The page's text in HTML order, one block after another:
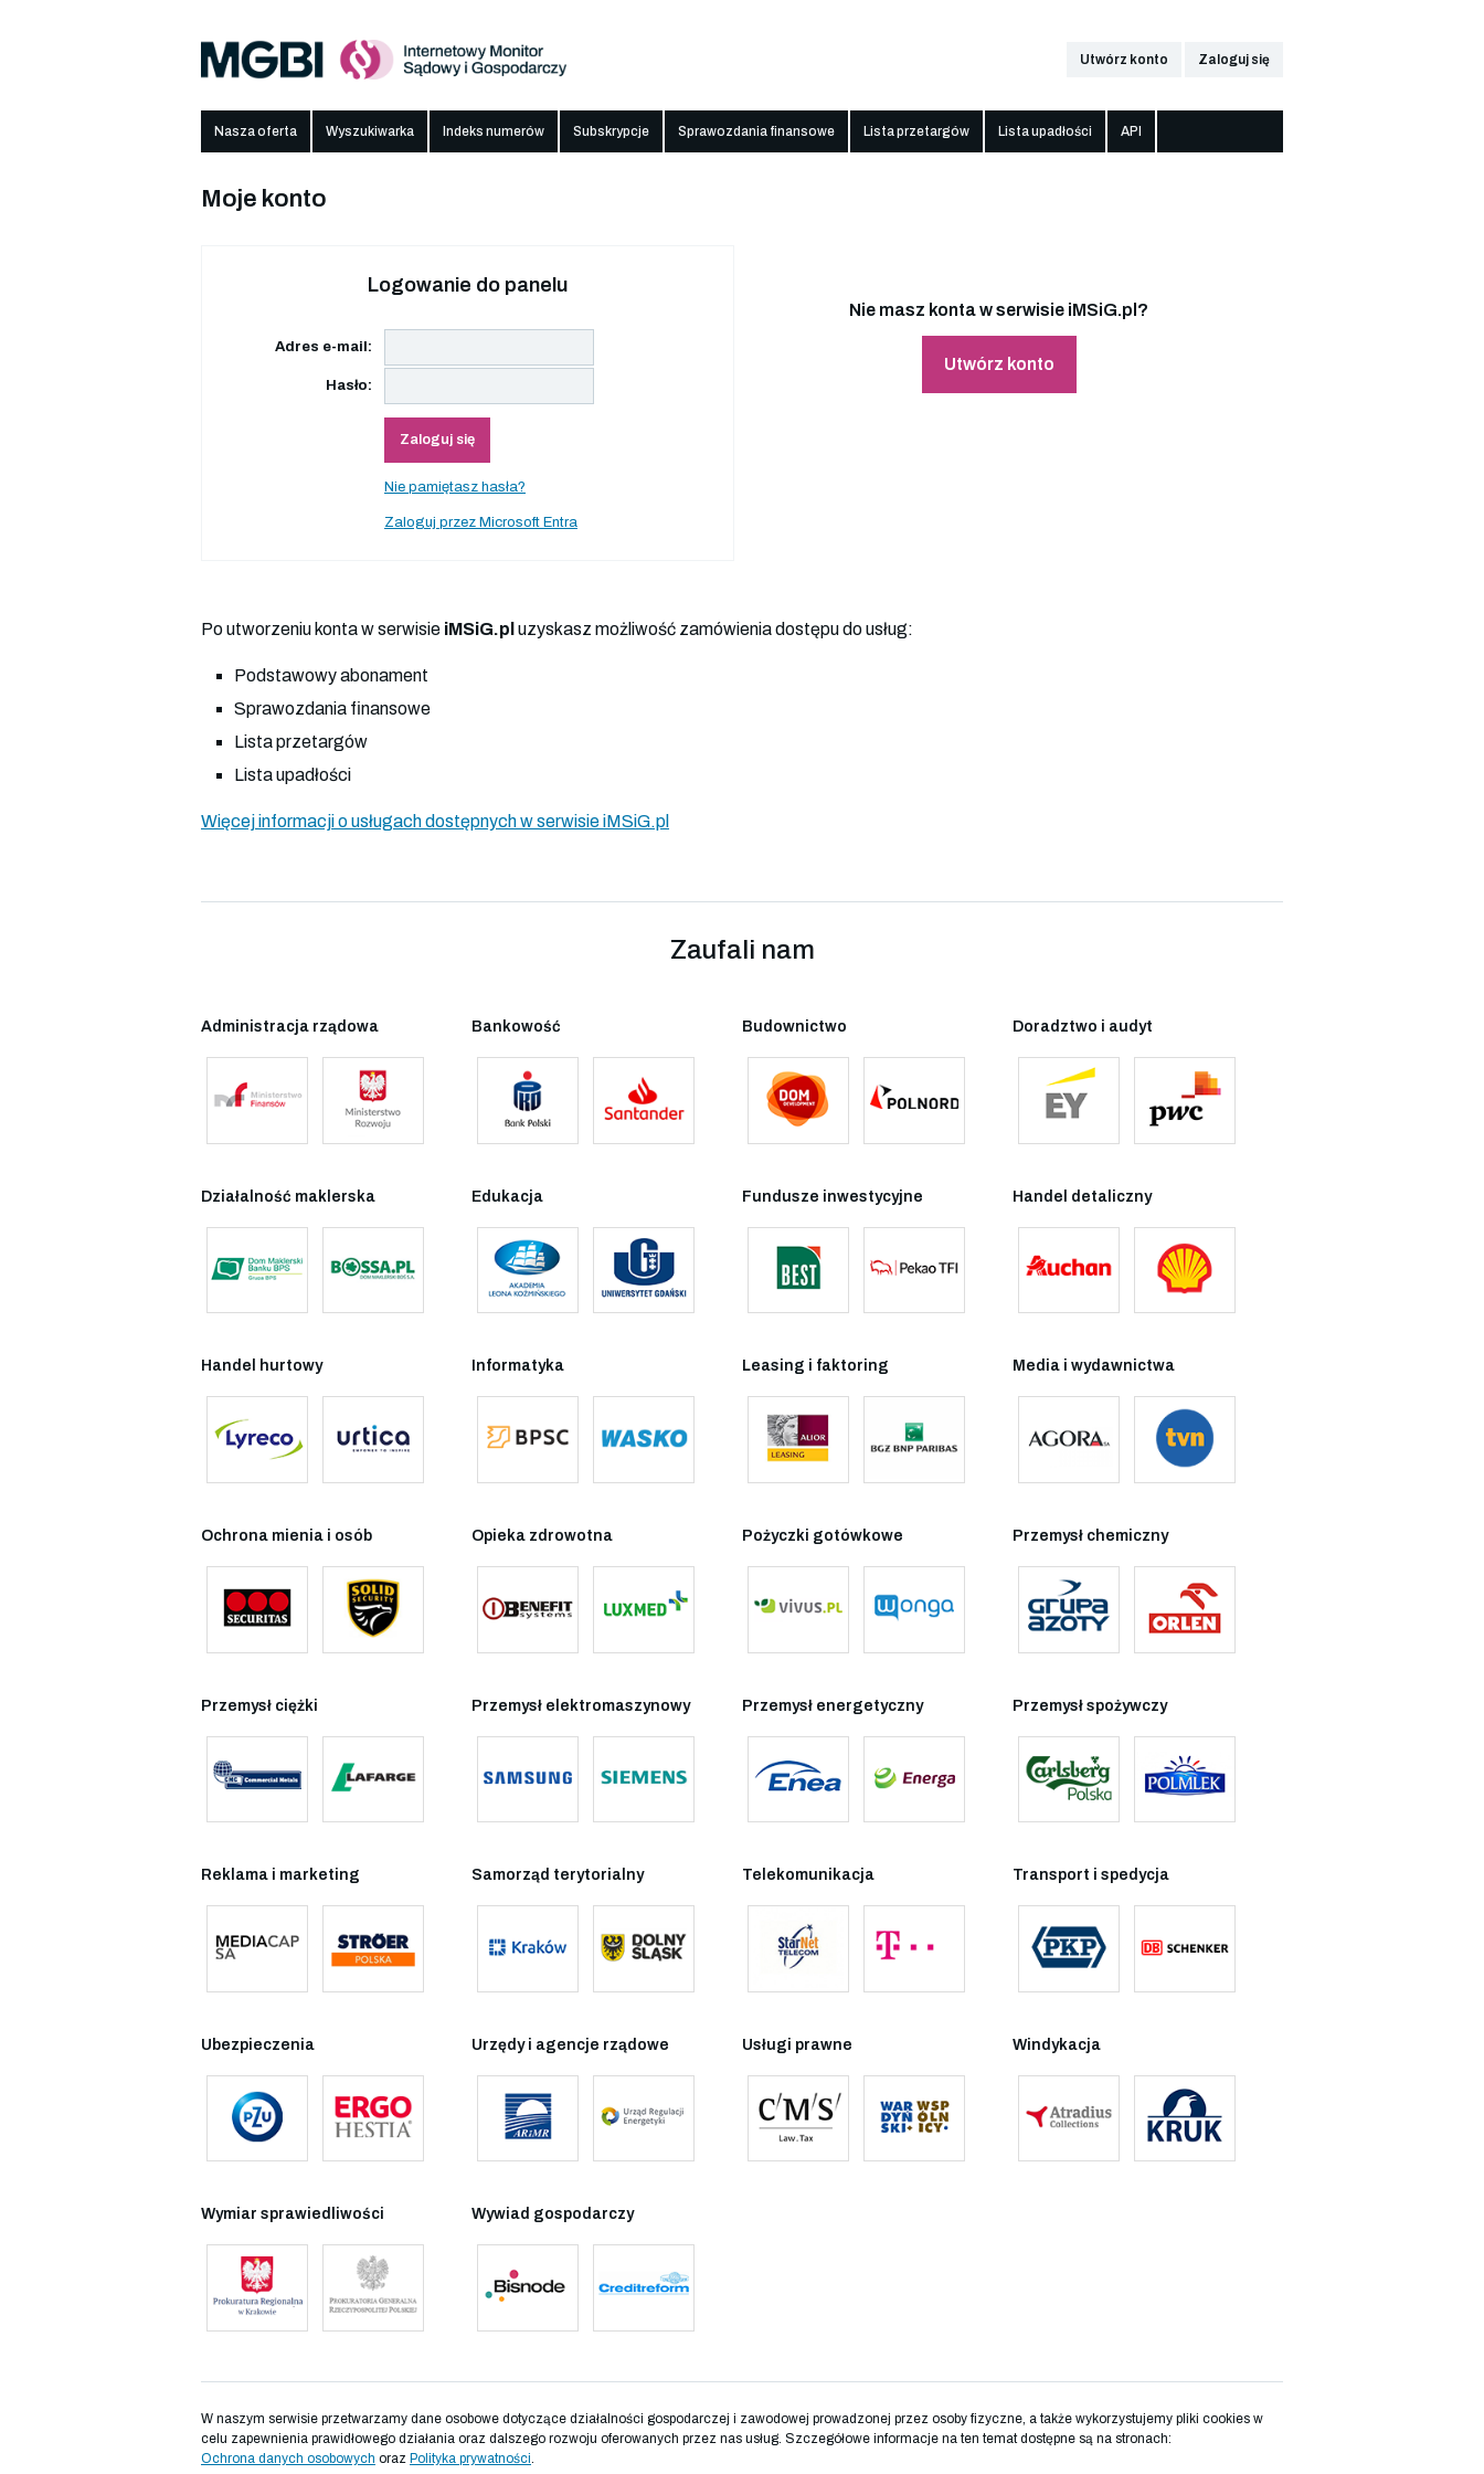
Utwórz konto Zaloguj się
Nasza oferta Wyszukiwarka Indeks numerów Subskrypcje Sprawozdania finansowe Lista przetargów Lista upadłości API
Moje konto
Logowanie do panelu
Adres e-mail:
Hasło:
Zaloguj się
Nie pamiętasz hasła?
Zaloguj przez Microsoft Entra
Nie masz konta w serwisie iMSiG.pl?
Utwórz konto
Po utworzeniu konta w serwisie iMSiG.pl uzyskasz możliwość zamówienia dostępu do usług:
Podstawowy abonament
Sprawozdania finansowe
Lista przetargów
Lista upadłości
Więcej informacji o usługach dostępnych w serwisie iMSiG.pl
Zaufali nam
Administracja rządowa Bankowość Budownictwo Doradztwo i audyt
Działalność maklerska Edukacja Fundusze inwestycyjne Handel detaliczny
Handel hurtowy Informatyka Leasing i faktoring Media i wydawnictwa
Ochrona mienia i osób Opieka zdrowotna Pożyczki gotówkowe Przemysł chemiczny
Przemysł ciężki Przemysł elektromaszynowy Przemysł energetyczny Przemysł spożywczy
Reklama i marketing Samorząd terytorialny Telekomunikacja Transport i spedycja
Ubezpieczenia Urzędy i agencje rządowe Usługi prawne Windykacja
Wymiar sprawiedliwości Wywiad gospodarczy
W naszym serwisie przetwarzamy dane osobowe dotyczące działalności gospodarczej i zawodowej prowadzonej przez osoby fizyczne, a także wykorzystujemy pliki cookies w
celu zapewnienia prawidłowego działania oraz dalszego rozwoju oferowanych przez nas usług. Szczegółowe informacje na ten temat dostępne są na stronach:
Ochrona danych osobowych oraz Polityka prywatności.